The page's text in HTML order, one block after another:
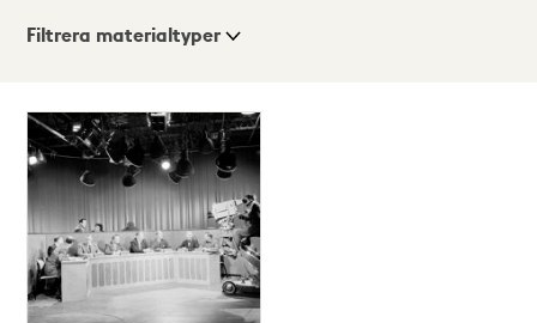
Visningsläge
Lista
Karta
Filtrera materialtyper
träffar